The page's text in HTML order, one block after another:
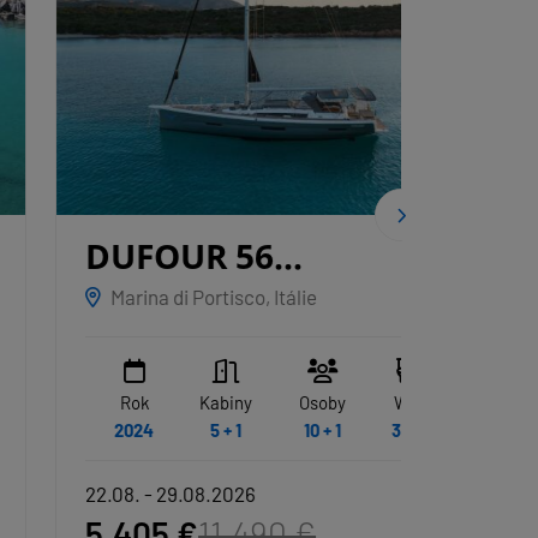
DUFOUR 56
EXCLUSIVE ALBUS
Marina di Portisco, Itálie
Kabiny
5 + 1
Osoby
10 + 1
WC
3 + 1
22.08. - 29.08.2026